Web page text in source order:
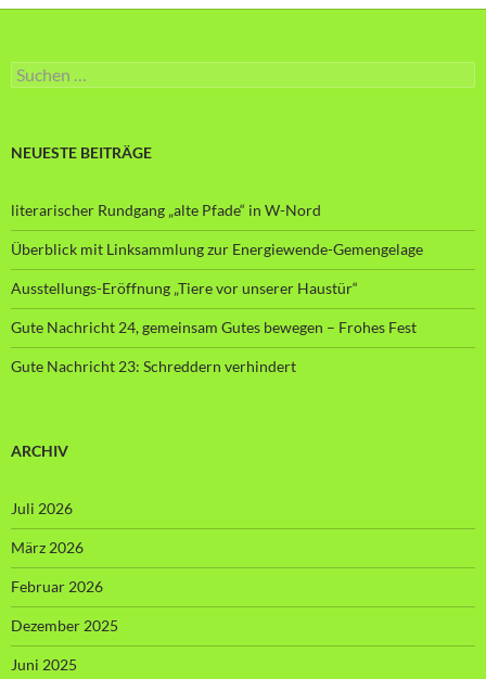
Suche
nach:
NEUESTE BEITRÄGE
literarischer Rundgang „alte Pfade“ in W-Nord
Überblick mit Linksammlung zur Energiewende-Gemengelage
Ausstellungs-Eröffnung „Tiere vor unserer Haustür“
Gute Nachricht 24, gemeinsam Gutes bewegen – Frohes Fest
Gute Nachricht 23: Schreddern verhindert
ARCHIV
Juli 2026
März 2026
Februar 2026
Dezember 2025
Juni 2025